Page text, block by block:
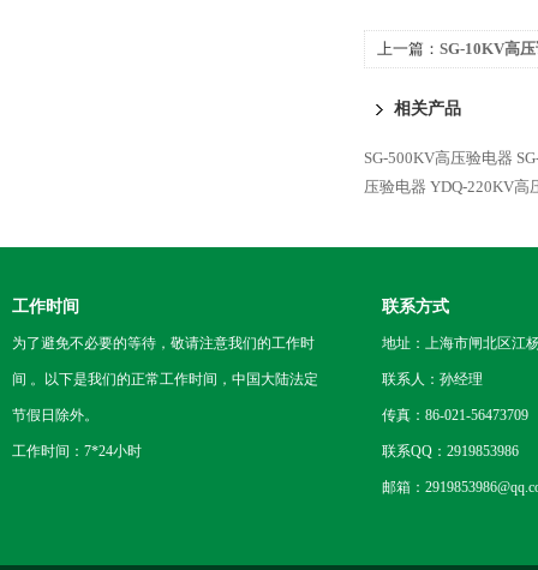
上一篇： SG-10KV高
相关产品
SG-500KV高压验电器
压验电器 YDQ-220KV高
工作时间
为了避免不必要的等待，敬请注意我们的工作时
间 。以下是我们的正常工作时间，中国大陆法定
节假日除外。
工作时间：7*24小时
联系方式
地址：上海市闸北区江
联系人：孙经理
传真：86-021-56473709
联系QQ：2919853986
邮箱：